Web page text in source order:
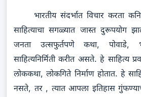
भारतीय संदर्भात विचार करता
साहित्याचा सगळ्यात जास्त दुरूपयोग
जनता उत्सफुर्तपणे कथा, पोवाडे,
साहित्यनिर्मिती करीत असते. हे साहित्य
लोककथा, लोकगिते निर्माण होतात. हे
नसते, तर , त्यात आपला इतिहास